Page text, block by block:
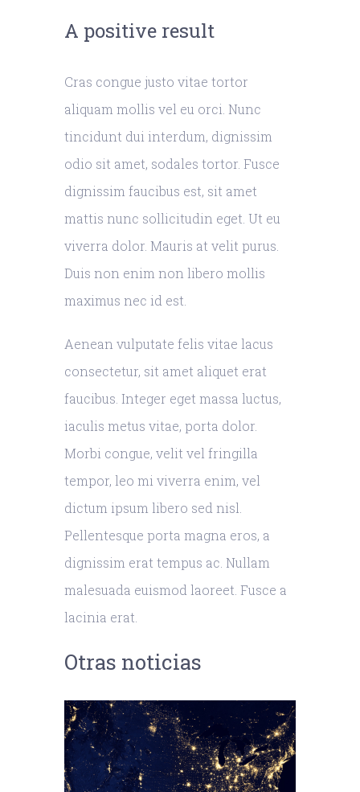
A positive result
Cras congue justo vitae tortor
aliquam mollis vel eu orci. Nunc
tincidunt dui interdum, dignissim
odio sit amet, sodales tortor. Fusce
dignissim faucibus est, sit amet
mattis nunc sollicitudin eget. Ut eu
viverra dolor. Mauris at velit purus.
Duis non enim non libero mollis
maximus nec id est.
Aenean vulputate felis vitae lacus
consectetur, sit amet aliquet erat
faucibus. Integer eget massa luctus,
iaculis metus vitae, porta dolor.
Morbi congue, velit vel fringilla
tempor, leo mi viverra enim, vel
dictum ipsum libero sed nisl.
Pellentesque porta magna eros, a
dignissim erat tempus ac. Nullam
malesuada euismod laoreet. Fusce a
lacinia erat.
Otras noticias